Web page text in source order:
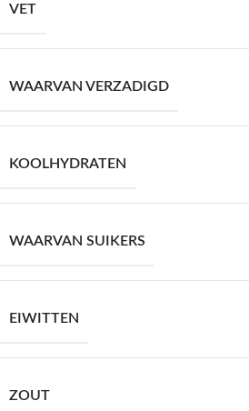
VET
WAARVAN VERZADIGD
KOOLHYDRATEN
WAARVAN SUIKERS
EIWITTEN
ZOUT